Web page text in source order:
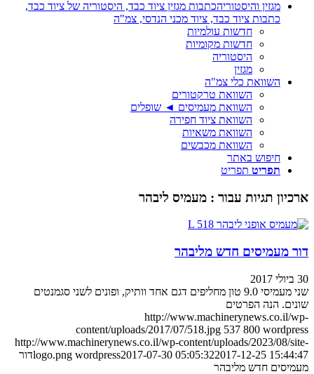
מגזין והיסטוריהכתבות מגזין ציוד כבד, היסטוריה של ציוד כבד,
כתבות ציוד כבד, ציוד מכני הנדסי, צמ"ה
חדשות עולמיות
חדשות מקומיות
היסטוריה
מגזין
השוואת כלי צמ"ה
השוואת טרקטורים
השוואת מעמיסים ◄ שופלים
השוואת ציוד חפירה
השוואת משאיות
השוואת מכבשים
חיפוש באתר
תפריט תפריט
ארכיון תגיות עבור : מעמיס ליבהר
דור מעמיסים חדש מליבהר
30 ביולי 2017
שני מעמיסי 9.0 טון מחליפים דגם אחד וותיק, ופונים לשני סגמנטים
שונים. הנה הפרטים
http://www.machinerynews.co.il/wp-
content/uploads/2017/07/518.jpg 537 800 wordpress
http://www.machinerynews.co.il/wp-content/uploads/2023/08/site-
logo.png wordpress2017-07-30 05:05:322017-12-25 15:44:47
דור
מעמיסים חדש מליבהר